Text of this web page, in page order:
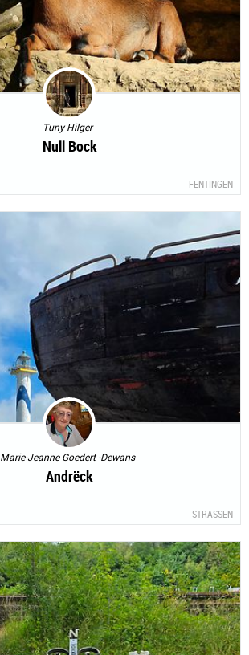
Tuny Hilger
Null Bock
FENTINGEN
Marie-Jeanne Goedert -Dewans
Andrëck
STRASSEN